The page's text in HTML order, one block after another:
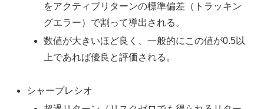
をアクティブリターンの標準偏差（トラッキン
グエラー）で割って導出される。
数値が大きいほど良く、一般的にこの値が0.5以
上であれば優良と評価される。
シャープレシオ